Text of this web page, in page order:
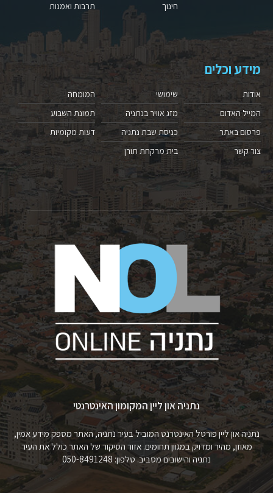
חינוך
תרבות ואמנות
מידע וכלים
אודות
המייל האדום
פרסום באתר
צור קשר
שימושי
מזג אוויר בנתניה
כניסת שבת נתניה
בית מרקחת תורן
המומחה
תמונת השבוע
דעות מקומיות
נתניה און ליין המקומון האינטרנטי
נתניה און ליין פורטל האינטרנט המוביל בעיר נתניה, האתר מספק מידע אמין,
מאוזן, מהיר ומדויק במגוון תחומים. אזור הסיקור של האתר כולל את העיר
נתניה והישובים מסביב. טלפון: 050-8491248